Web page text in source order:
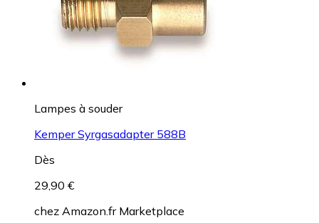
Lampes à souder
Kemper Syrgasadapter 588B
Dès
29,90 €
chez Amazon.fr Marketplace